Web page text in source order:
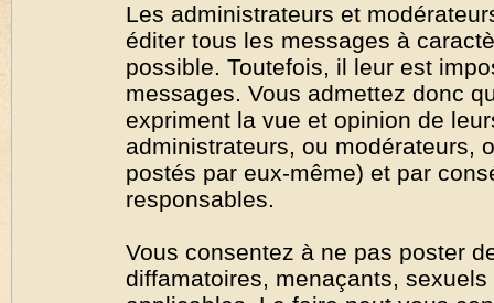
Les administrateurs et
éditer tous les messages à
possible. Toutefois, il leur est
messages. Vous admettez donc
expriment la vue et opinion de
administrateurs, ou modérateurs,
postés par eux-même) et par
responsables.
Vous consentez à ne pas poster
diffamatoires, menaçants,